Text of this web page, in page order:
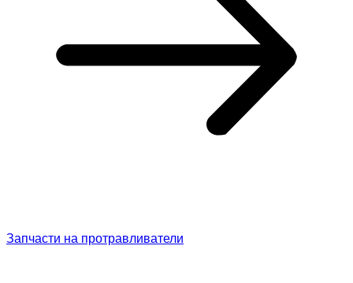
Запчасти на протравливатели